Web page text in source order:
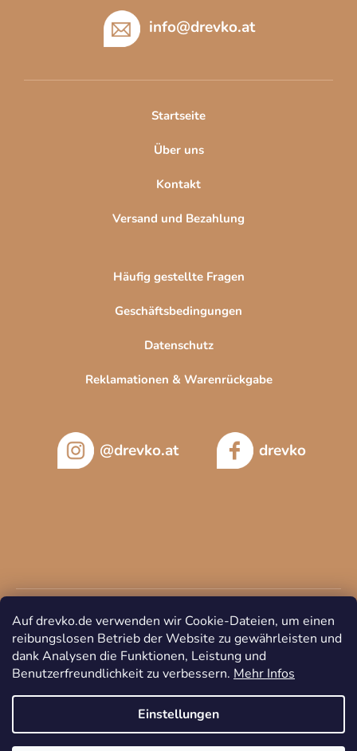
Auf drevko.de verwenden wir Cookie-Dateien, um einen
reibungslosen Betrieb der Website zu gewährleisten und
dank Analysen die Funktionen, Leistung und
Benutzerfreundlichkeit zu verbessern. Mehr Infos
Einstellungen
info@drevko.at
Startseite
Über uns
Kontakt
Versand und Bezahlung
Häufig gestellte Fragen
Geschäftsbedingungen
Datenschutz
Reklamationen & Warenrückgabe
@drevko.at drevko
Copyright 2026DREVKO. Alle Rechte vorbehalten.